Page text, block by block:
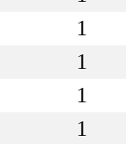
1
1
1
1